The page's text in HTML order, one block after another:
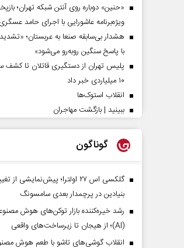
«حنین» دوباره روی آنتن شبکه تهران؛
ویژه‌برنامه عاشورایی با اجرای حامد عسگری
هشدار بی‌سابقه صنعا به عربستان؛
با پاسخ سنگین روبه‌رو می‌شود»
پلیس تهران از دستگیری قاتلان تا کشف
۱۰ میلیاردی خبر داد
انقلاب استوک‌ها
ببینید | بازگشت مهاجران
گوناگون
گلکسی اس ۲۷ اولترا؛ پیش‌نمایشی از
بنیادین در پرچمدار بعدی سامسونگ
رشد خیره‌کننده بازار توکن‌های هوش
(AI)؛ از هیجان تا زیرساخت‌های واقعی
انقلاب گوشی‌های تاشو‌ با طعم هوش